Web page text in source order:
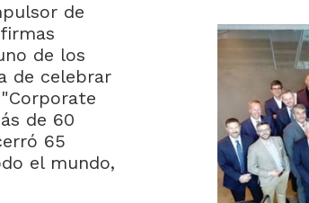
de
de los
de celebrar
de 60
65
el mundo,